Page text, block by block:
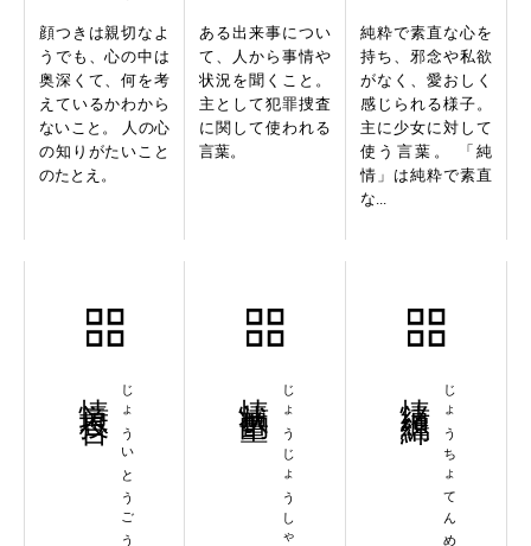
顔つきは親切なよ
うでも、心の中は
奥深くて、何を考
えているかわから
ないこと。 人の心
の知りがたいこと
のたとえ。
ある出来事につい
て、人から事情や
状況を聞くこと。
主として犯罪捜査
に関して使われる
言葉。
純粋で素直な心を
持ち、邪念や私欲
がなく、愛おしく
感じられる様子。
主に少女に対して
使う言葉。 「純
情」は純粋で素直
な...
じょういとうごう じょうちょてんめん